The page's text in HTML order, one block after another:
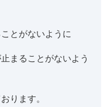
とがないように
まることがないよう
ります。